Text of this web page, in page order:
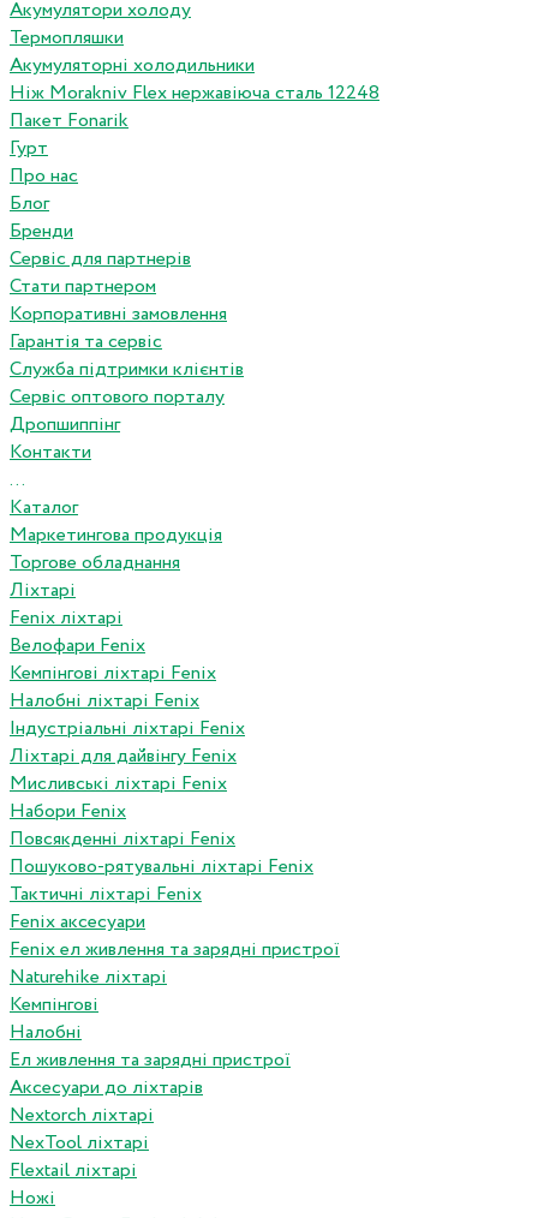
Акумулятори холоду
Термопляшки
Акумуляторні холодильники
Ніж Morakniv Flex нержавіюча сталь 12248
Пакет Fonarik
Гурт
Про нас
Блог
Бренди
Сервіс для партнерів
Стати партнером
Корпоративні замовлення
Гарантія та сервіс
Служба підтримки клієнтів
Сервіс оптового порталу
Дропшиппінг
Контакти
...
Каталог
Маркетингова продукція
Торгове обладнання
Ліхтарі
Fenix ліхтарі
Велофари Fenix
Кемпінгові ліхтарі Fenix
Налобні ліхтарі Fenix
Індустріальні ліхтарі Fenix
Ліхтарі для дайвінгу Fenix
Мисливські ліхтарі Fenix
Набори Fenix
Повсякденні ліхтарі Fenix
Пошуково-рятувальні ліхтарі Fenix
Тактичні ліхтарі Fenix
Fenix аксесуари
Fenix ел живлення та зарядні пристрої
Naturehike ліхтарі
Кемпінгові
Налобні
Ел живлення та зарядні пристрої
Аксесуари до ліхтарів
Nextorch ліхтарі
NexTool ліхтарі
Flextail ліхтарі
Ножі